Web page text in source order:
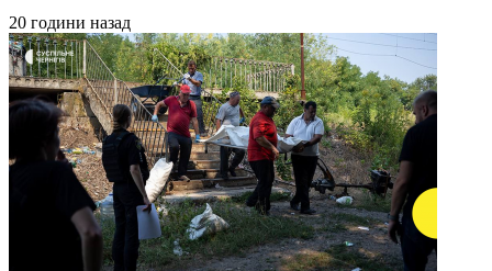
20 години назад